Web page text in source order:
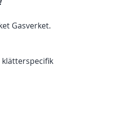
Gasverket.
klätterspecifik